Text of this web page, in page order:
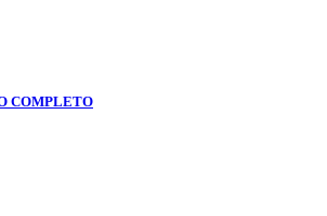
COMPLETO